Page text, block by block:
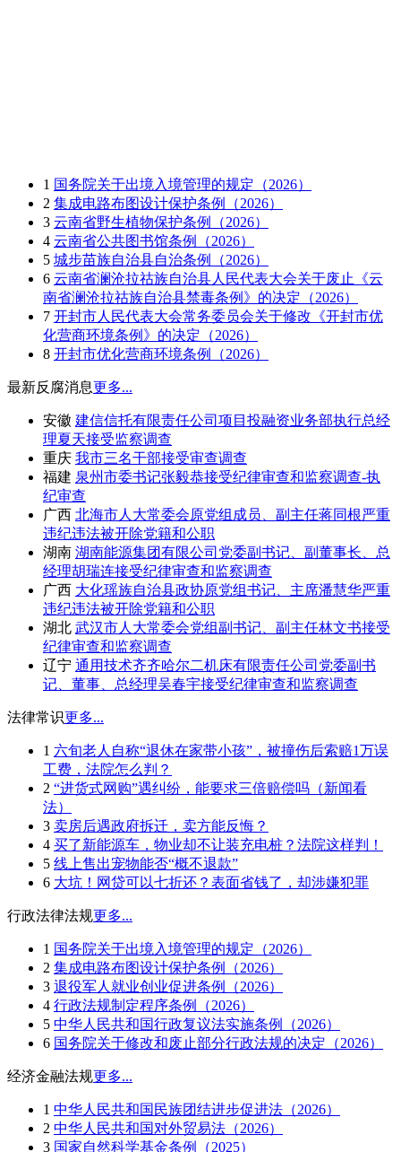
1 国务院关于出境入境管理的规定（2026）
2 集成电路布图设计保护条例（2026）
3 云南省野生植物保护条例（2026）
4 云南省公共图书馆条例（2026）
5 城步苗族自治县自治条例（2026）
6 云南省澜沧拉祜族自治县人民代表大会关于废止《云
南省澜沧拉祜族自治县禁毒条例》的决定（2026）
7 开封市人民代表大会常务委员会关于修改《开封市优
化营商环境条例》的决定（2026）
8 开封市优化营商环境条例（2026）
最新反腐消息更多...
安徽 建信信托有限责任公司项目投融资业务部执行总经
理夏天接受监察调查
重庆 我市三名干部接受审查调查
福建 泉州市委书记张毅恭接受纪律审查和监察调查-执
纪审查
广西 北海市人大常委会原党组成员、副主任蒋同根严重
违纪违法被开除党籍和公职
湖南 湖南能源集团有限公司党委副书记、副董事长、总
经理胡瑞连接受纪律审查和监察调查
广西 大化瑶族自治县政协原党组书记、主席潘慧华严重
违纪违法被开除党籍和公职
湖北 武汉市人大常委会党组副书记、副主任林文书接受
纪律审查和监察调查
辽宁 通用技术齐齐哈尔二机床有限责任公司党委副书
记、董事、总经理吴春宇接受纪律审查和监察调查
法律常识更多...
1 六旬老人自称“退休在家带小孩”，被撞伤后索赔1万误
工费，法院怎么判？
2 “进货式网购”遇纠纷，能要求三倍赔偿吗（新闻看
法）
3 卖房后遇政府拆迁，卖方能反悔？
4 买了新能源车，物业却不让装充电桩？法院这样判！
5 线上售出宠物能否“概不退款”
6 大坑！网贷可以七折还？表面省钱了，却涉嫌犯罪
行政法律法规更多...
1 国务院关于出境入境管理的规定（2026）
2 集成电路布图设计保护条例（2026）
3 退役军人就业创业促进条例（2026）
4 行政法规制定程序条例（2026）
5 中华人民共和国行政复议法实施条例（2026）
6 国务院关于修改和废止部分行政法规的决定（2026）
经济金融法规更多...
1 中华人民共和国民族团结进步促进法（2026）
2 中华人民共和国对外贸易法（2026）
3 国家自然科学基金条例（2025）